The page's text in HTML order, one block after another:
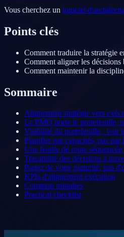
Vous cherchez un logiciel
Points clés
Comment traduire la stratégie
Comment aligner les
Comment maintenir la
Sommaire
Alignement stratégie vers
Le PMO porte le portefeuille,
Visibilité du portefeuille : voir
Planifier par capacités, pas par
Une feuille de route
Traçabilité des décisions à
Partez de votre maturité, pas
KPIs d'alignement exécution
Common mistakes
Practical checklist